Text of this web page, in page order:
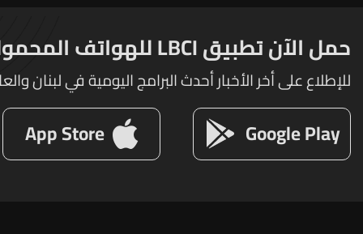
حمل الآن تطبيق LBCI للهواتف المحمولة
للإطلاع على أخر الأخبار أحدث البرامج اليومية في لبنان
Google Play
App Store